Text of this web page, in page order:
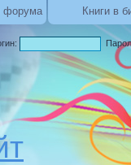
форума Книги в